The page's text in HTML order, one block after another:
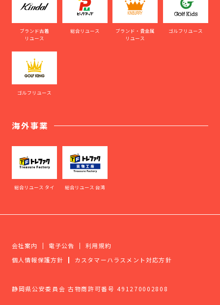
ブランド古着
リユース
総合リユース
ブランド・貴金属
リユース
ゴルフリユース
ゴルフリユース
海外事業
総合リユース タイ 総合リユース 台湾
会社案内 電子公告
利用規約
個人情報保護方針
カスタマーハラスメント対応方針
静岡県公安委員会 古物商許可番号 491270002808